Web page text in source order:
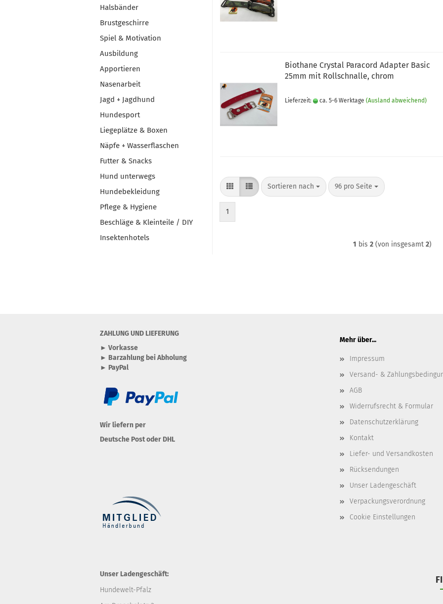
Halsbänder
Brustgeschirre
Spiel & Motivation
Ausbildung
Apportieren
Nasenarbeit
Jagd + Jagdhund
Hundesport
Liegeplätze & Boxen
Näpfe + Wasserflaschen
Futter & Snacks
Hund unterwegs
Hundebekleidung
Pflege & Hygiene
Beschläge & Kleinteile / DIY
Insektenhotels
Biothane Crystal Paracord Adapter Basic
25mm mit Rollschnalle, chrom
Lieferzeit: ca. 5-6 Werktage (Ausland abweichend)
Sortieren nach
Sortieren nach 96 pro Seite
pro Seite
1
1 bis 2(von insgesamt 2)
ZAHLUNG UND LIEFERUNG
► Vorkasse
► Barzahlung bei Abholung
► PayPal
Wir liefern per
Deutsche Post oder DHL
Mehr über...
Impressum
Versand- &
AGB
Widerrufsrecht & Formular
Datenschutzerklärung
Kontakt
Liefer- und Versandkosten
Rücksendungen
Unser Ladengeschäft
Verpackungsverordnung
Cookie Einstellungen
Unser Ladengeschäft:
Hundewelt-Pfalz